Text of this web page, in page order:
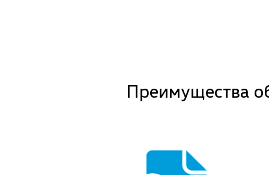
Преимущества